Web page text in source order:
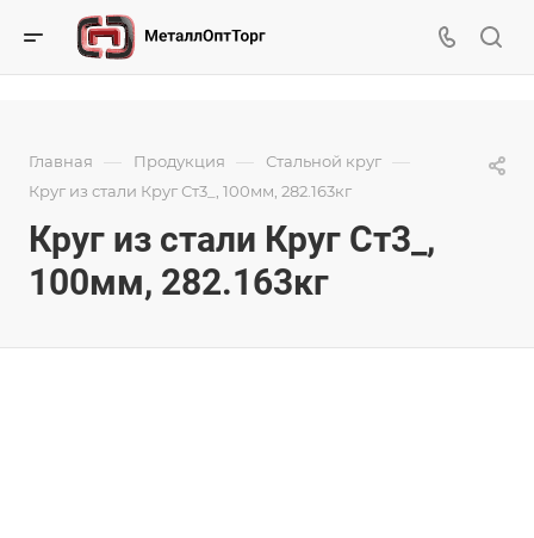
Главная — Продукция — Стальной круг —
Круг из стали Круг Ст3_, 100мм, 282.163кг
Круг из стали Круг Ст3_,
100мм, 282.163кг